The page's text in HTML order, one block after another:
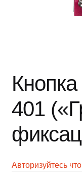
401
Авторизуйтесь